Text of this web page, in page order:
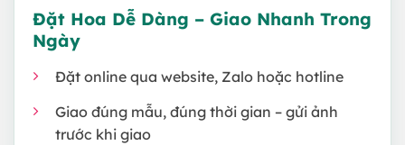
Đặt Hoa Dễ Dàng – Giao Nhanh Trong
Ngày
Đặt online qua website, Zalo hoặc hotline
Giao đúng mẫu, đúng thời gian – gửi ảnh
trước khi giao